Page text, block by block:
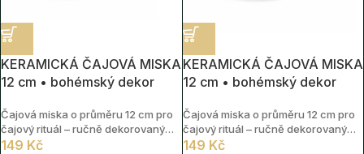
KERAMICKÁ ČAJOVÁ MISKA
12 cm • bohémský dekor
Čajová miska o průměru 12 cm pro
čajový rituál – ručně dekorovaný
vzor
149 Kč
KERAMICKÁ ČAJOVÁ MISKA
12 cm • bohémský dekor
Čajová miska o průměru 12 cm pro
čajový rituál – ručně dekorovaný
vzor
149 Kč